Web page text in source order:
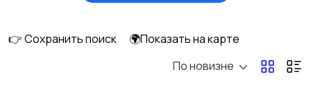
IT, интернет, телеком
👉 Сохранить поиск
🌍Показать на карте
По новизне